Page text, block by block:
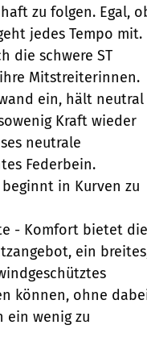
zu folgen. Egal,
jedes Tempo mit.
die schwere ST
Mitstreiterinnen.
ein, hält neutral
Kraft wieder
neutrale
Federbein.
in Kurven zu
- Komfort bietet die
ein
können, ohne
ein wenig zu